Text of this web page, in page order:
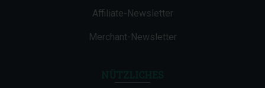
Affiliate-Newsletter
Merchant-Newsletter